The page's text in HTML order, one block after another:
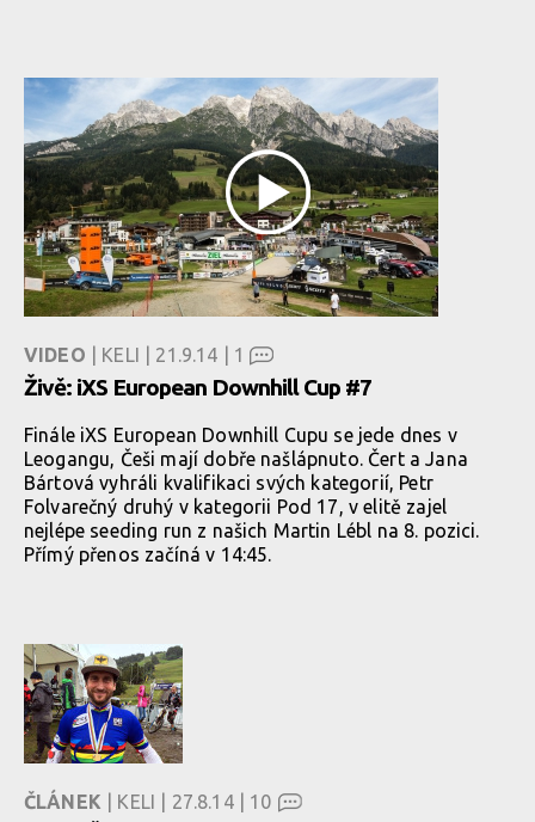
VIDEO | KELI | 21.9.14 | 1
Živě: iXS European Downhill Cup #7
Finále iXS European Downhill Cupu se jede dnes v
Leogangu, Češi mají dobře našlápnuto. Čert a Jana
Bártová vyhráli kvalifikaci svých kategorií, Petr
Folvarečný druhý v kategorii Pod 17, v elitě zajel
nejlépe seeding run z našich Martin Lébl na 8. pozici.
Přímý přenos začíná v 14:45.
ČLÁNEK | KELI | 27.8.14 | 10